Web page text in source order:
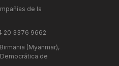
de la
20 3376 9662
(Myanmar),
de